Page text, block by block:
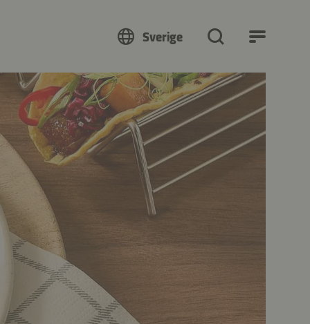
Sverige